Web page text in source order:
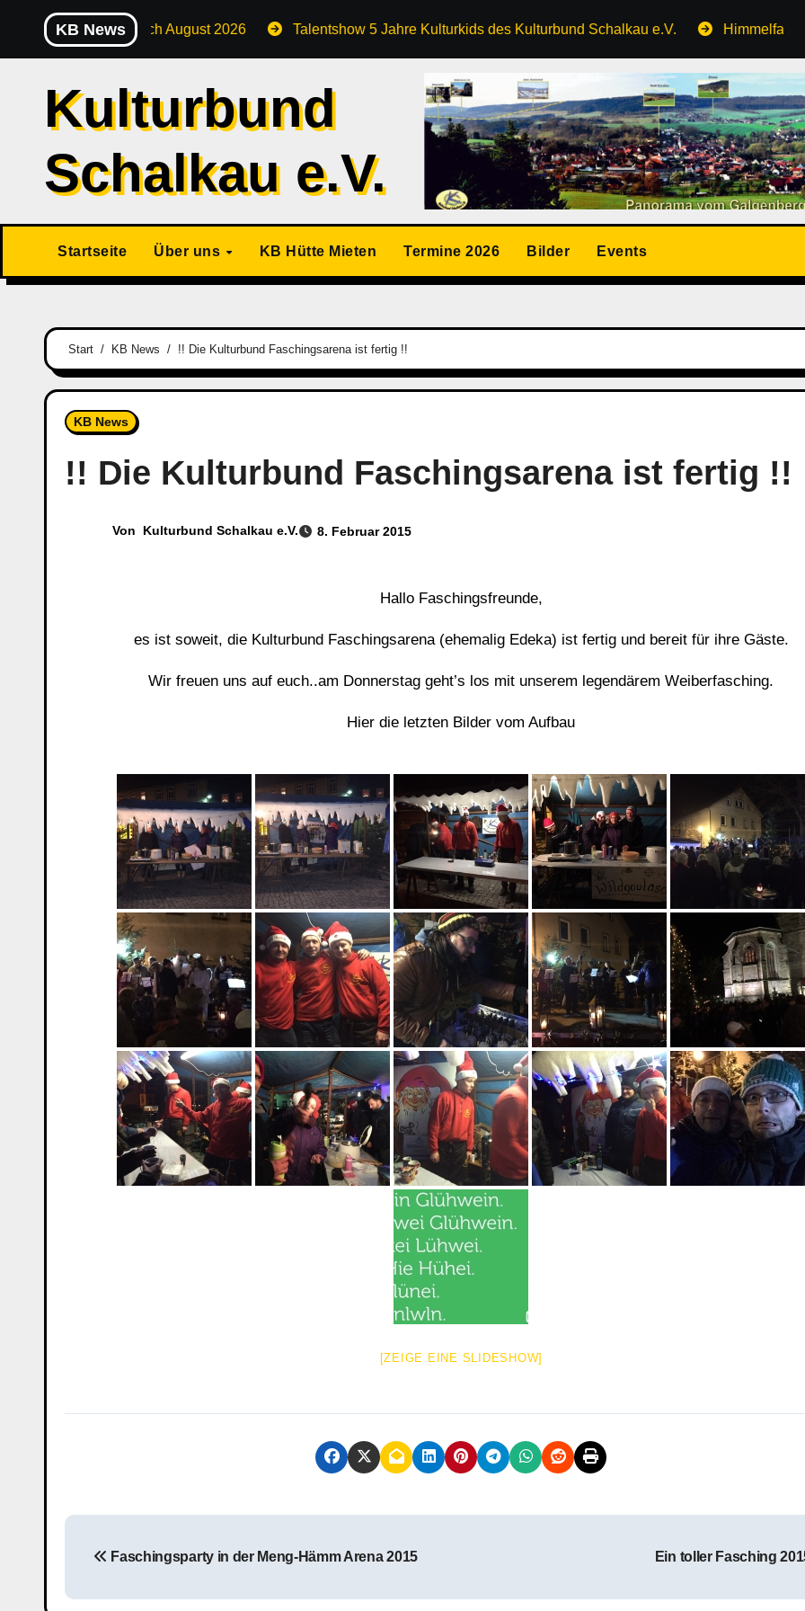
Inhalten
springen
KB News
Stammtisch August 2026 Talentshow 5 Jahre Kulturkids des Kulturbund Schalkau e.V. Himmelfahrt auf dem
Kulturbund
Schalkau e.V.
Startseite Über uns KB Hütte Mieten Termine 2026 Bilder Events
Start KB News !! Die Kulturbund Faschingsarena ist fertig !!
KB News
!! Die Kulturbund Faschingsarena ist fertig !!
Von Kulturbund Schalkau e.V. 8. Februar 2015
Hallo Faschingsfreunde,
es ist soweit, die Kulturbund Faschingsarena (ehemalig Edeka) ist fertig und bereit für ihre Gäste.
Wir freuen uns auf euch..am Donnerstag geht’s los mit unserem legendärem Weiberfasching.
Hier die letzten Bilder vom Aufbau
[ZEIGE EINE SLIDESHOW]
Faschingsparty in der Meng-Hämm Arena 2015 Ein toller Fasching